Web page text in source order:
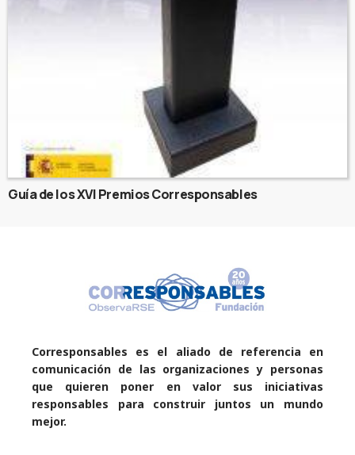
Guía de los XVI Premios Corresponsables
Corresponsables es el aliado de referencia en
comunicación de las organizaciones y personas
que quieren poner en valor sus iniciativas
responsables para construir juntos un mundo
mejor.